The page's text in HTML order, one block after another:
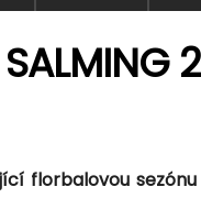
SALMING
florbalovou